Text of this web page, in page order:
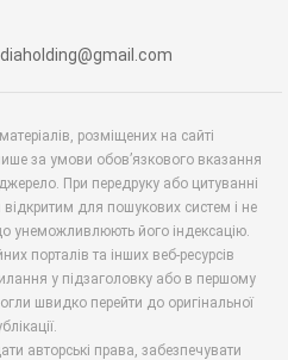
розміщених на сайті
за умови обов’язкового вказання
При передруку або цитуванні
для пошукових систем і не
унеможливлюють його індексацію.
порталів та інших веб-ресурсів
у підзаголовку або в першому
швидко перейти до оригінальної
авторські права, забезпечувати